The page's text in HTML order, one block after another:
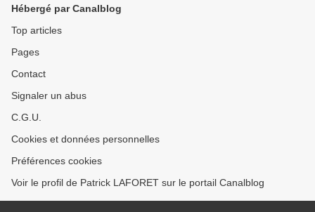
Hébergé par Canalblog
Top articles
Pages
Contact
Signaler un abus
C.G.U.
Cookies et données personnelles
Préférences cookies
Voir le profil de Patrick LAFORET sur le portail Canalblog